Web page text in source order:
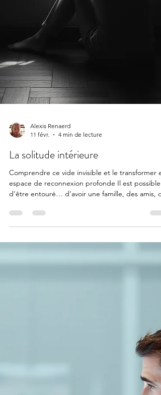
11 févr.
4 min de lecture
La solitude intérieure
Comprendre ce vide invisible et le transformer
d’être entouré… d’avoir une famille, des amis,
échanges quotidiens et pourtant ressentir une
solitude profonde , silencieuse, parfois difficile à
nommer. Cette solitude-là ne se voit pas. Elle ne